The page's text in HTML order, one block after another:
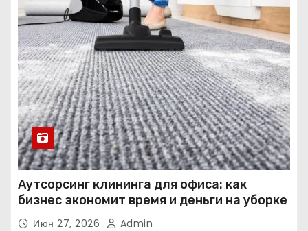
Аутсорсинг клининга для офиса: как
бизнес экономит время и деньги на уборке
Июн 27, 2026 Admin